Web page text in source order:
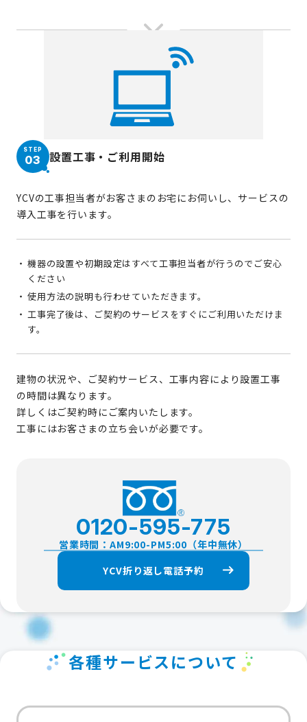
STEP
03 設置工事・ご利用開始
YCVの工事担当者がお客さまのお宅にお伺いし、サービスの
導入工事を行います。
機器の設置や初期設定はすべて工事担当者が行うのでご安心
ください
使用方法の説明も行わせていただきます。
工事完了後は、ご契約のサービスをすぐにご利用いただけま
す。
建物の状況や、ご契約サービス、工事内容により設置工事
の時間は異なります。
詳しくはご契約時にご案内いたします。
工事にはお客さまの立ち会いが必要です。
0120-595-775
営業時間：AM9:00-PM5:00（年中無休）
YCV折り返し電話予約
各種サービスについて